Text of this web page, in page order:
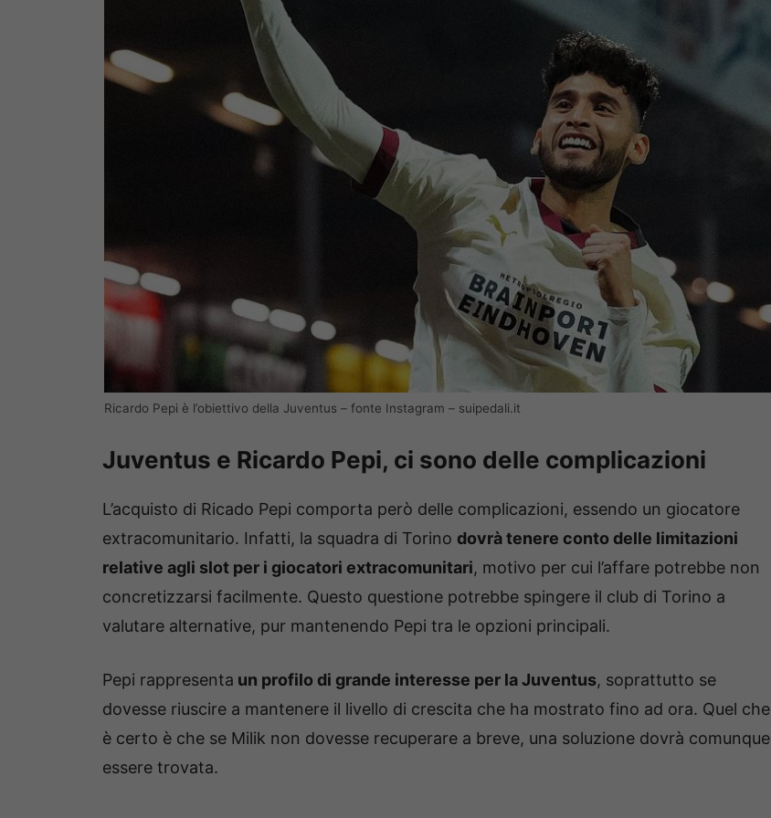
Ricardo Pepi è l’obiettivo della Juventus – fonte Instagram – suipedali.it
Juventus e Ricardo Pepi, ci sono delle complicazioni
L’acquisto di Ricado Pepi comporta però delle complicazioni, essendo un giocatore
extracomunitario. Infatti, la squadra di Torino dovrà tenere conto delle limitazioni
relative agli slot per i giocatori extracomunitari, motivo per cui l’affare potrebbe non
concretizzarsi facilmente. Questo questione potrebbe spingere il club di Torino a
valutare alternative, pur mantenendo Pepi tra le opzioni principali.
Pepi rappresenta un profilo di grande interesse per la Juventus, soprattutto se
dovesse riuscire a mantenere il livello di crescita che ha mostrato fino ad ora. Quel che
è certo è che se Milik non dovesse recuperare a breve, una soluzione dovrà comunque
essere trovata.